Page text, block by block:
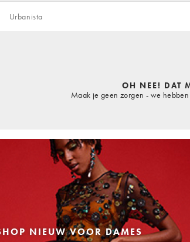
Urbanista
OH NEE! DAT
Maak je geen zorgen - we
NIEUW VOOR DAMES